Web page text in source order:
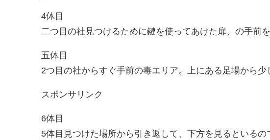
4体目
二つ目の社見つけるために鍵を使ってあけた扉、の手前
五体目
2つ目の社からすぐ手前の毒エリア。上にある足場から少
スポンサリンク
6体目
5体目見つけた場所から引き返して、下方を見るといるの